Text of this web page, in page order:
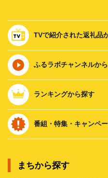
TVで紹介された返礼品
ふるラボチャンネルか
ランキングから探す
番組・特集・キャンペ
まちから探す